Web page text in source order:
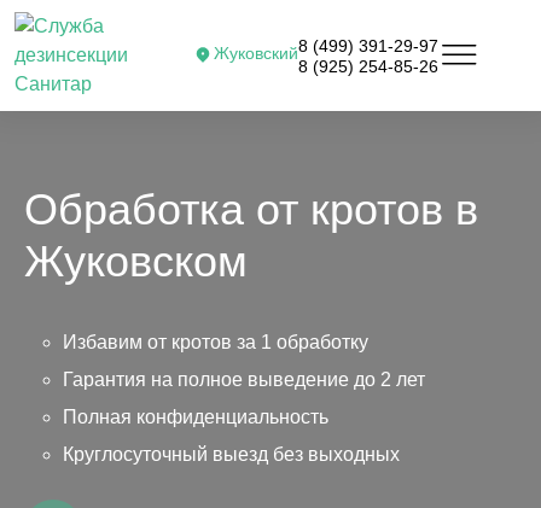
Жуковский8 (499) 391-29-97
8 (925) 254-85-26
Обработка от кротов в
Жуковском
Избавим от кротов за 1 обработку
Гарантия на полное выведение до 2 лет
Полная конфиденциальность
Круглосуточный выезд без выходных